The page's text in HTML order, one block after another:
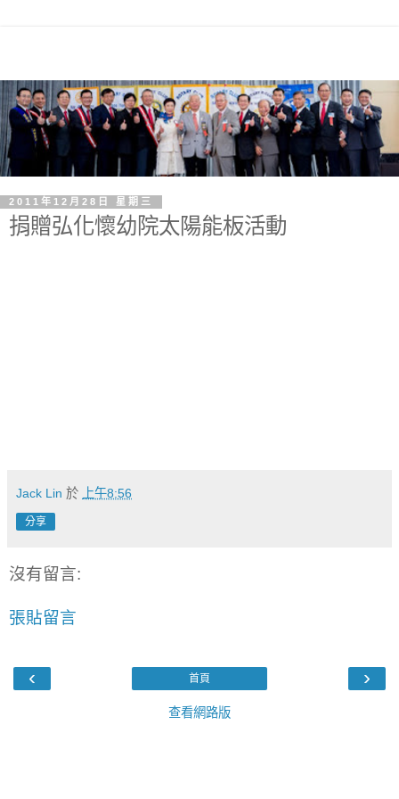
2011年12月28日 星期三
捐贈弘化懷幼院太陽能板活動
Jack Lin 於 上午8:56
分享
沒有留言:
張貼留言
‹ ›
首頁
查看網路版